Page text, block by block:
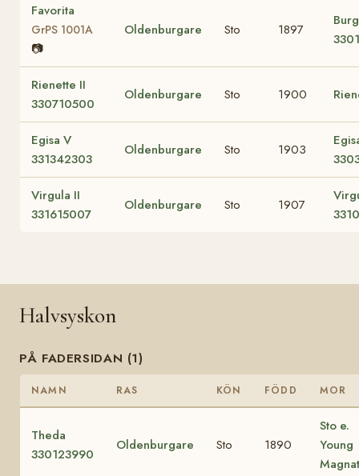
Favorita
GrPS 1001A
📷
Oldenburgare Sto 1897
Rienette II
330710500
Oldenburgare Sto 1900
Egisa V
331342303
Oldenburgare Sto 1903
Virgula II
331615007
Oldenburgare Sto 1907
Halvsyskon
PÅ FADERSIDAN (1)
NAMN RAS KÖN FÖDD MOR
Theda
330123990
Oldenburgare Sto 1890
Sto e.
Young
Magnat